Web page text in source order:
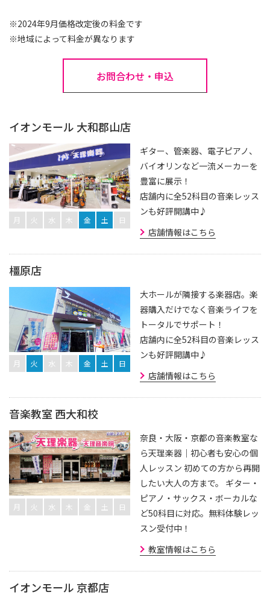
※2024年9月価格改定後の料金です
※地域によって料金が異なります
お問合わせ・申込
イオンモール 大和郡山店
月 火 水 木 金 土 日
ギター、管楽器、電子ピアノ、
バイオリンなど一流メーカーを
豊富に展示！
店舗内に全52科目の音楽レッス
ンも好評開講中♪
店舗情報はこちら
橿原店
月 火 水 木 金 土 日
大ホールが隣接する楽器店。楽
器購入だけでなく音楽ライフを
トータルでサポート！
店舗内に全52科目の音楽レッス
ンも好評開講中♪
店舗情報はこちら
音楽教室 西大和校
月 火 水 木 金 土 日
奈良・大阪・京都の音楽教室な
ら天理楽器｜初心者も安心の個
人レッスン 初めての方から再開
したい大人の方まで。 ギター・
ピアノ・サックス・ボーカルな
ど50科目に対応。無料体験レッ
スン受付中！
教室情報はこちら
イオンモール 京都店